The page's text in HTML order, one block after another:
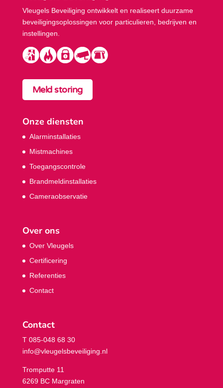
Vleugels Beveiliging ontwikkelt en realiseert duurzame
beveiligings­oplossingen voor particulieren, bedrijven en
instellingen.
Meld storing
Onze diensten
Alarminstallaties
Mistmachines
Toegangscontrole
Brandmeldinstallaties
Cameraobservatie
Over ons
Over Vleugels
Certificering
Referenties
Contact
Contact
T 085-048 68 30
info@vleugelsbeveiliging.nl
Tromputte 11
6269 BC Margraten